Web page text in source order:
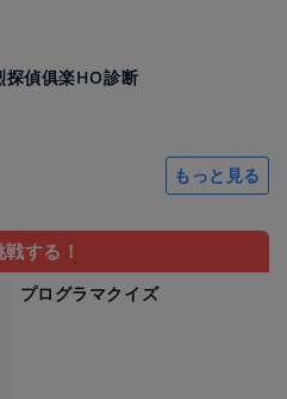
探偵俱楽HO診断
もっと見る
する！
プログラマクイズ